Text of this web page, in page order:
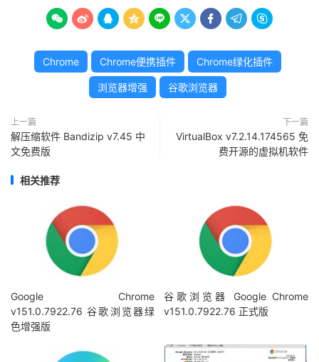
        
Chrome Chrome便携插件 Chrome绿化插件
浏览器增强 谷歌浏览器
上一篇
解压缩软件 Bandizip v7.45 中
文免费版
下一篇
VirtualBox v7.2.14.174565 免
费开源的虚拟机软件
相关推荐
Google Chrome
v151.0.7922.76 谷歌浏览器绿
色增强版
谷歌浏览器 Google Chrome
v151.0.7922.76 正式版